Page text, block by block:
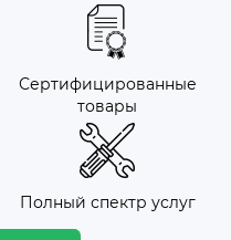
Сертифицированные
товары
Полный спектр услуг